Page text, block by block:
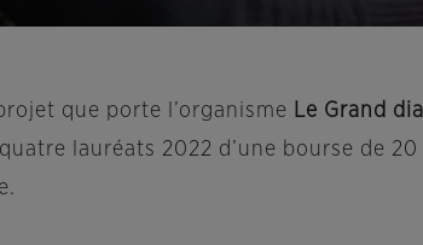
que porte l’organisme Le Grand
lauréats 2022 d’une bourse de